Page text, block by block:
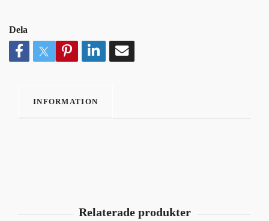
Dela
INFORMATION